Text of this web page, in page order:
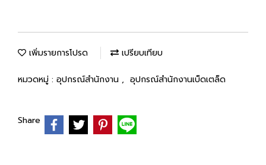
เพิ่มรายการโปรด เปรียบเทียบ
หมวดหมู่ : อุปกรณ์สำนักงาน , อุปกรณ์สำนักงานเบ็ดเตล็ด
Share